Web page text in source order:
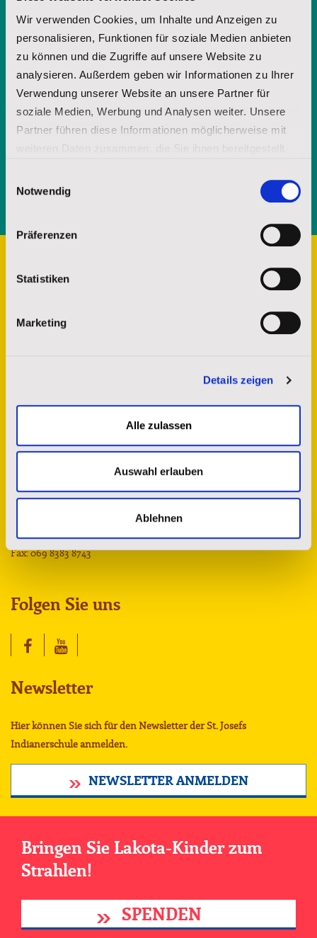
Wir verwenden Cookies, um Inhalte und Anzeigen zu
personalisieren, Funktionen für soziale Medien anbieten
zu können und die Zugriffe auf unsere Website zu
analysieren. Außerdem geben wir Informationen zu Ihrer
Verwendung unserer Website an unsere Partner für
soziale Medien, Werbung und Analysen weiter. Unsere
Partner führen diese Informationen möglicherweise mit
gesammelt haben.
Notwendig
Präferenzen
Statistiken
Marketing
Details zeigen
Alle zulassen
Auswahl erlauben
Ablehnen
E-Mail-Adresse
Mit Ihrer jederzeit - etwa über spenderservice@stjosefs.de - widerruflichen
Einwilligung informieren wir Sie per E-Mail mit unserer Broschüre über
63069 Offenbach am Main
Tel.: 069 8383 8742
Fax: 069 8383 8743
Folgen Sie uns
Newsletter
Hier können Sie sich für den Newsletter der St. Josefs
Indianerschule anmelden.
NEWSLETTER ANMELDEN
Bringen Sie Lakota-Kinder zum
Strahlen!
SPENDEN